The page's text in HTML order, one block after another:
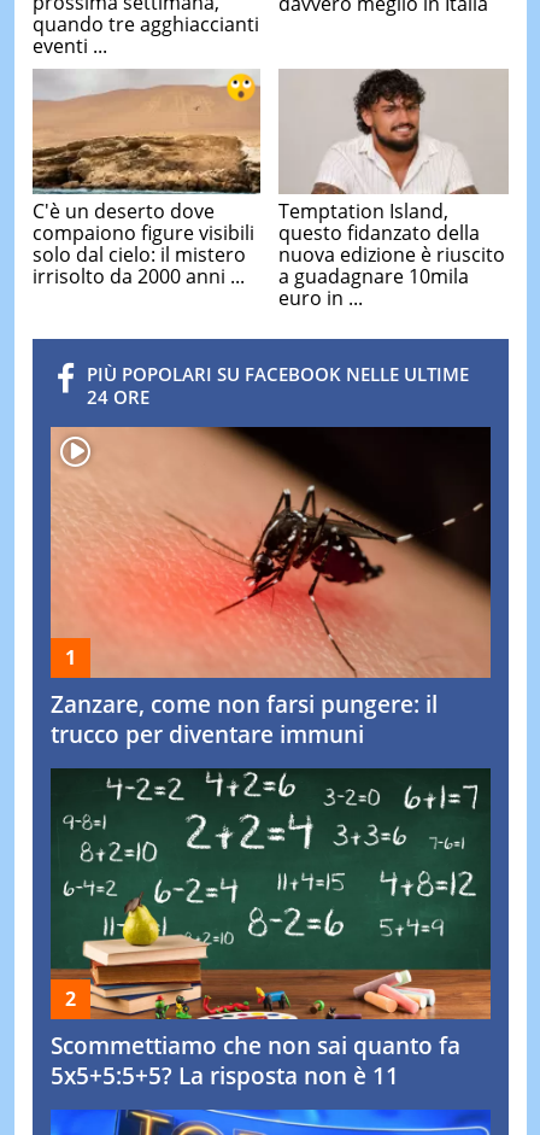
quando tre agghiaccianti
eventi ...
C'è un deserto dove
compaiono figure visibili
solo dal cielo: il mistero
irrisolto da 2000 anni ...
Temptation Island,
questo fidanzato della
nuova edizione è riuscito
a guadagnare 10mila
euro in ...
PIÙ POPOLARI SU FACEBOOK NELLE ULTIME
24 ORE
Zanzare, come non farsi pungere: il
trucco per diventare immuni
Scommettiamo che non sai quanto fa
5x5+5:5+5? La risposta non è 11